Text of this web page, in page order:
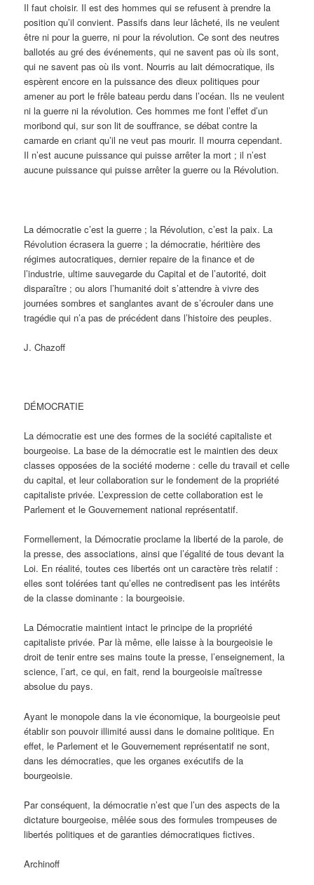
Il faut choisir. Il est des hommes qui se refusent à prendre la
position qu’il convient. Passifs dans leur lâcheté, ils ne veulent
être ni pour la guerre, ni pour la révolution. Ce sont des neutres
ballotés au gré des événements, qui ne savent pas où ils sont,
qui ne savent pas où ils vont. Nourris au lait démocratique, ils
espèrent encore en la puissance des dieux politiques pour
amener au port le frêle bateau perdu dans l’océan. Ils ne veulent
ni la guerre ni la révolution. Ces hommes me font l’effet d’un
moribond qui, sur son lit de souffrance, se débat contre la
camarde en criant qu’il ne veut pas mourir. Il mourra cependant.
Il n’est aucune puissance qui puisse arrêter la mort ; il n’est
aucune puissance qui puisse arrêter la guerre ou la Révolution.
La démocratie c’est la guerre ; la Révolution, c’est la paix. La
Révolution écrasera la guerre ; la démocratie, héritière des
régimes autocratiques, dernier repaire de la finance et de
l’industrie, ultime sauvegarde du Capital et de l’autorité, doit
disparaître ; ou alors l’humanité doit s’attendre à vivre des
journées sombres et sanglantes avant de s’écrouler dans une
tragédie qui n’a pas de précédent dans l’histoire des peuples.
J. Chazoff
DÉMOCRATIE
La démocratie est une des formes de la société capitaliste et
bourgeoise. La base de la démocratie est le maintien des deux
classes opposées de la société moderne : celle du travail et celle
du capital, et leur collaboration sur le fondement de la propriété
capitaliste privée. L’expression de cette collaboration est le
Parlement et le Gouvernement national représentatif.
Formellement, la Démocratie proclame la liberté de la parole, de
la presse, des associations, ainsi que l’égalité de tous devant la
Loi. En réalité, toutes ces libertés ont un caractère très relatif :
elles sont tolérées tant qu’elles ne contredisent pas les intérêts
de la classe dominante : la bourgeoisie.
La Démocratie maintient intact le principe de la propriété
capitaliste privée. Par là même, elle laisse à la bourgeoisie le
droit de tenir entre ses mains toute la presse, l’enseignement, la
science, l’art, ce qui, en fait, rend la bourgeoisie maîtresse
absolue du pays.
Ayant le monopole dans la vie économique, la bourgeoisie peut
établir son pouvoir illimité aussi dans le domaine politique. En
effet, le Parlement et le Gouvernement représentatif ne sont,
dans les démocraties, que les organes exécutifs de la
bourgeoisie.
Par conséquent, la démocratie n’est que l’un des aspects de la
dictature bourgeoise, mêlée sous des formules trompeuses de
libertés politiques et de garanties démocratiques fictives.
Archinoff